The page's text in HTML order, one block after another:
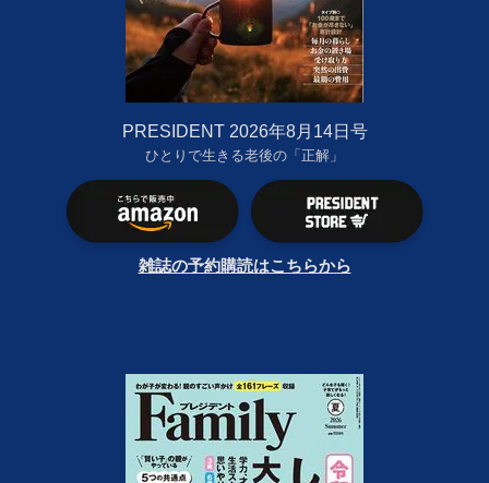
PRESIDENT 2026年8月14日号
ひとりで生きる老後の「正解」
雑誌の予約購読はこちらから